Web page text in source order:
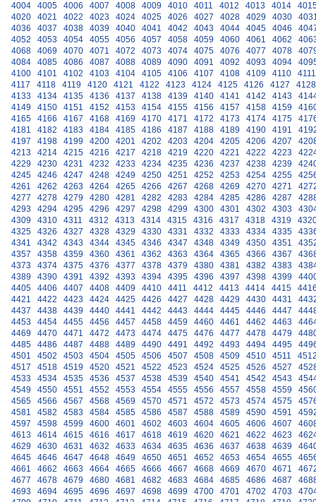
4004
4005 4006 4007 4008 4009 4010 4011 4012 4013 4014
4020
4021 4022 4023 4024 4025 4026 4027 4028 4029 4030
4036
4037 4038 4039 4040 4041 4042 4043 4044 4045 4046
4052
4053 4054 4055 4056 4057 4058 4059 4060 4061 4062
4068
4069 4070 4071 4072 4073 4074 4075 4076 4077 4078
4084
4085 4086 4087 4088 4089 4090 4091 4092 4093 4094
4100
4101 4102 4103 4104 4105 4106 4107 4108 4109 4110
4111
4117
4118 4119 4120 4121 4122 4123 4124 4125 4126 4127
4128
4133
4134 4135 4136 4137 4138 4139 4140 4141 4142 4143
4149
4150 4151 4152 4153 4154 4155 4156 4157 4158 4159
4165
4166 4167 4168 4169 4170 4171 4172 4173 4174 4175
4181
4182 4183 4184 4185 4186 4187 4188 4189 4190 4191
4197
4198 4199 4200 4201 4202 4203 4204 4205 4206 4207
4213
4214 4215 4216 4217 4218 4219 4220 4221 4222 4223
4229
4230 4231 4232 4233 4234 4235 4236 4237 4238 4239
4245
4246 4247 4248 4249 4250 4251 4252 4253 4254 4255
4261
4262 4263 4264 4265 4266 4267 4268 4269 4270 4271
4277
4278 4279 4280 4281 4282 4283 4284 4285 4286 4287
4293
4294 4295 4296 4297 4298 4299 4300 4301 4302 4303
4309
4310 4311 4312 4313 4314 4315 4316 4317 4318 4319
4325
4326 4327 4328 4329 4330 4331 4332 4333 4334 4335
4341
4342 4343 4344 4345 4346 4347 4348 4349 4350 4351
4357
4358 4359 4360 4361 4362 4363 4364 4365 4366 4367
4373
4374 4375 4376 4377 4378 4379 4380 4381 4382 4383
4389
4390 4391 4392 4393 4394 4395 4396 4397 4398 4399
4405
4406 4407 4408 4409 4410 4411 4412 4413 4414 4415
4421
4422 4423 4424 4425 4426 4427 4428 4429 4430 4431
4437
4438 4439 4440 4441 4442 4443 4444 4445 4446 4447
4453
4454 4455 4456 4457 4458 4459 4460 4461 4462 4463
4469
4470 4471 4472 4473 4474 4475 4476 4477 4478 4479
4485
4486 4487 4488 4489 4490 4491 4492 4493 4494 4495
4501
4502 4503 4504 4505 4506 4507 4508 4509 4510 4511
4517
4518 4519 4520 4521 4522 4523 4524 4525 4526 4527
4533
4534 4535 4536 4537 4538 4539 4540 4541 4542 4543
4549
4550 4551 4552 4553 4554 4555 4556 4557 4558 4559
4565
4566 4567 4568 4569 4570 4571 4572 4573 4574 4575
4581
4582 4583 4584 4585 4586 4587 4588 4589 4590 4591
4597
4598 4599 4600 4601 4602 4603 4604 4605 4606 4607
4613
4614 4615 4616 4617 4618 4619 4620 4621 4622 4623
4629
4630 4631 4632 4633 4634 4635 4636 4637 4638 4639
4645
4646 4647 4648 4649 4650 4651 4652 4653 4654 4655
4661
4662 4663 4664 4665 4666 4667 4668 4669 4670 4671
4677
4678 4679 4680 4681 4682 4683 4684 4685 4686 4687
4693
4694 4695 4696 4697 4698 4699 4700 4701 4702 4703